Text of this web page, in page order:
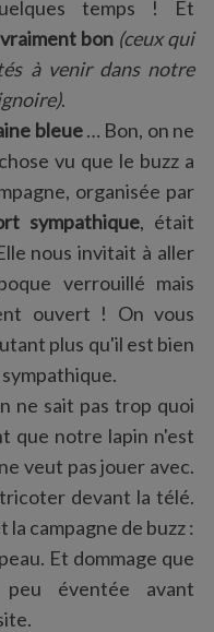
temps ! Et
vraiment bon (ceux qui
à venir dans notre
.
bleue… Bon, on ne
vu que le buzz a
organisée par
sympathique, était
nous invitait à aller
verrouillé mais
ouvert ! On vous
plus qu'il est bien
ne sait pas trop quoi
que notre lapin n'est
veut pas jouer avec.
devant la télé.
campagne de buzz :
Et dommage que
éventée avant